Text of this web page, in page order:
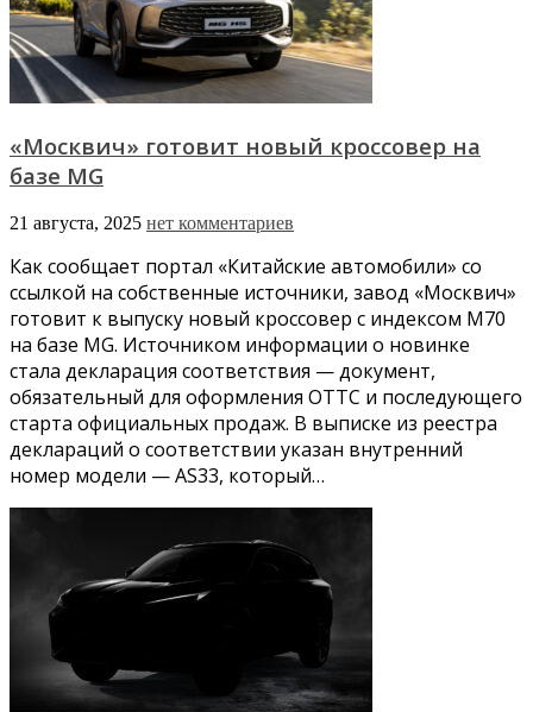
«Москвич» готовит новый кроссовер на
базе MG
21 августа, 2025 нет комментариев
Как сообщает портал «Китайские автомобили» со
ссылкой на собственные источники, завод «Москвич»
готовит к выпуску новый кроссовер с индексом М70
на базе MG. Источником информации о новинке
стала декларация соответствия — документ,
обязательный для оформления ОТТС и последующего
старта официальных продаж. В выписке из реестра
деклараций о соответствии указан внутренний
номер модели — AS33, который…